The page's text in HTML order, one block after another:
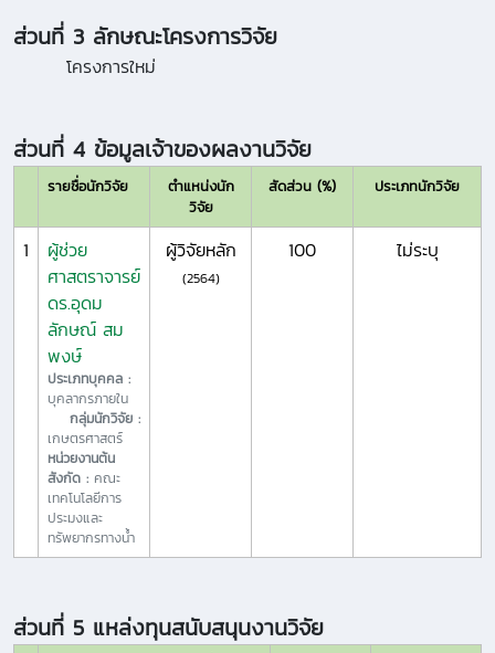
ส่วนที่ 3 ลักษณะโครงการวิจัย
โครงการใหม่
ส่วนที่ 4 ข้อมูลเจ้าของผลงานวิจัย
รายชื่อนักวิจัย
ตำแหน่งนัก
วิจัย
สัดส่วน (%) ประเภทนักวิจัย
1
ผู้ช่วย
ศาสตราจารย์
ดร.อุดม
ลักษณ์ สม
พงษ์
ประเภทบุคคล :
บุคลากรภายใน
กลุ่มนักวิจัย :
เกษตรศาสตร์
หน่วยงานต้น
สังกัด : คณะ
เทคโนโลยีการ
ประมงและ
ทรัพยากรทางน้ำ
ผู้วิจัยหลัก
(2564)
100 ไม่ระบุ
ส่วนที่ 5 แหล่งทุนสนับสนุนงานวิจัย